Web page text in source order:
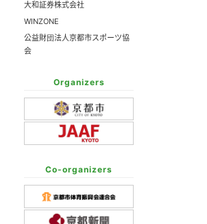
大和証券株式会社
WINZONE
公益財団法人京都市スポーツ協
会
Organizers
Co-organizers